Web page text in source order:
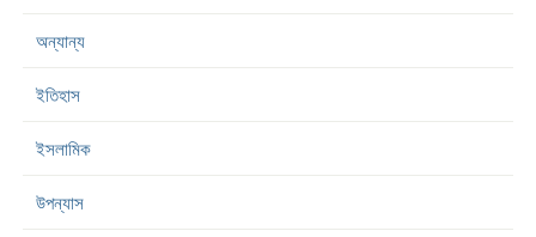
অন্যান্য
ইতিহাস
ইসলামিক
উপন্যাস